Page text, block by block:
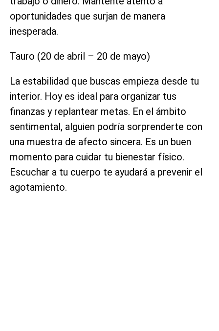
oportunidades que surjan de manera
inesperada.
Tauro (20 de abril – 20 de mayo)
La estabilidad que buscas empieza desde tu
interior. Hoy es ideal para organizar tus
finanzas y replantear metas. En el ámbito
sentimental, alguien podría sorprenderte con
una muestra de afecto sincera. Es un buen
momento para cuidar tu bienestar físico.
Escuchar a tu cuerpo te ayudará a prevenir el
agotamiento.